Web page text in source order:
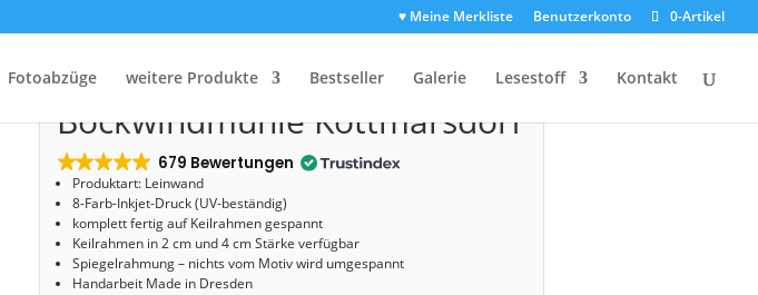
♥ Meine Merkliste Benutzerkonto 0-Artikel
Fotoabzüge weitere Produkte Bestseller Galerie Lesestoff Kontakt
Bockwindmühle Kottmarsdorf
Leinwand (00937)
Bockwindmühle Kottmarsdorf
679 Bewertungen
Produktart: Leinwand
8-Farb-Inkjet-Druck (UV-beständig)
komplett fertig auf Keilrahmen gespannt
Keilrahmen in 2 cm und 4 cm Stärke verfügbar
Spiegelrahmung – nichts vom Motiv wird umgespannt
Handarbeit Made in Dresden